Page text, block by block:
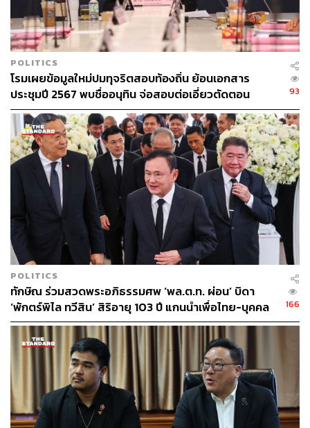
ร.อ.วิโรจน์ และ สมพร ทั้งสองคนมีความสัมพันธ์ที่ใกล้ชิดกัน
เป็นอย่างมาก โดยหลังจากที่ ร.อ.วิโรจน์ ลาออกจากราชการ
ทหาร และไปปฏิบัติงานร่วมกับสหประชาชาติ (UN) เป็นเวลา
ยาวนานถึง 16 ปี เมื่อเดินทางกลับมายังประเทศไทยและเผชิญ
กับปัญหาการว่างงาน ร.อ.วิโรจน์ จึงได้เข้ามาพักอาศัยอยู่
ร่วมกับสมพร และผ่านสมพรนี่เอง ที่ทำให้ ร.อ.วิโรจน์ ได้รับ
การชักชวนหรือรับรู้ข้อมูลเกี่ยวกับการจ้างวานสังหารในครั้ง
นี้
สมพร และ สุนทร (เจ้าของอู่) ทั้งคู่รู้จักมักคุ้นกันมายาวนานก
ว่า 20 ปี ด้วยความไว้เนื้อเชื่อใจที่มีต่อกัน ทำให้สมพรเลือกที่
จะใช้บริการอู่ซ่อมรถของสุนทร โดยหลังจากก่อเหตุลอบยิง
เพียง 1 ชั่วโมง สมพรได้ส่งข้อความผ่านแอปพลิเคชันไลน์ สั่ง
ให้สุนทรเตรียมตัวรับรถยนต์ที่ใช้ก่อเหตุไปเก็บซ่อน ก่อนที่จะ
สั่งการให้ทำการชำแหละเพื่อทำลายหลักฐานในเวลาต่อมา
กลุ่มผู้ต้องหาแก๊งนี้ยังมีสายสัมพันธ์กับเจ้าหน้าที่ด้านความ
มั่นคง ซึ่ง ร.อ.วิโรจน์ ได้ให้การยอมรับว่า เป็นผู้ดำเนินการยืม
รถยนต์ของ กอ.รมน. เพื่อนำมาใช้ในการก่อเหตุ โดยยืมผ่าน
ทาง น.อ.มนตรี ซึ่งเป็นบุคคลที่รับผิดชอบดูแลรถยนต์ของ
หน่วยงานดังกล่าว
ด้วยรูปแบบความสัมพันธ์ในลักษณะเครือข่ายคนกันเอง
ตั้งแต่ทีมมือปืน ทีมทำลายหลักฐาน ไปจนถึงเส้นสายในการ
ยืมรถยนต์ของทางราชการ รวมถึงข้อเท็จจริงที่ว่าผู้ก่อเหตุไม่
ได้มีความแค้นส่วนตัวใดๆ กับเหยื่อ ทำให้ทุกฝ่ายต่างเชื่อมั่น
POLITICS
โรมเผยข้อมูลใหม่ปมทุจริตสอบท้องถิ่น ย้อนเอกสาร
ประชุมปี 2567 พบชื่ออนุทิน จ่อสอบต่อเอี่ยวตัดตอน
ม.บูรพา หรือไม่
93
POLITICS
ทักษิณ ร่วมสวดพระอภิธรรมศพ ‘พล.ต.ท. ผ่อน’ บิดา
‘พักตร์พิไล ทวีสิน’ สิริอายุ 103 ปี แกนนำเพื่อไทย-บุคคล
หลากวงการร่วมอาลัย
166